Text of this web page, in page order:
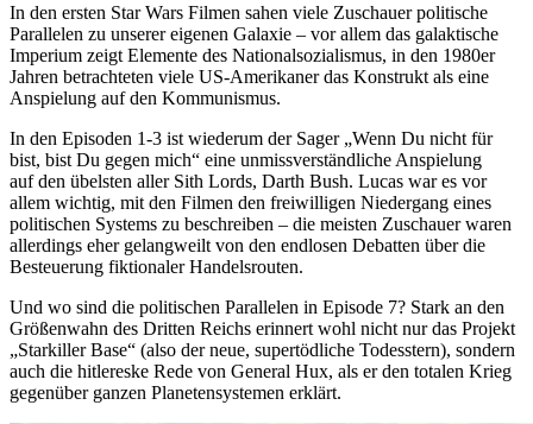
In den ersten Star Wars Filmen sahen viele Zuschauer politische
Parallelen zu unserer eigenen Galaxie – vor allem das galaktische
Imperium zeigt Elemente des Nationalsozialismus, in den 1980er
Jahren betrachteten viele US-Amerikaner das Konstrukt als eine
Anspielung auf den Kommunismus.
In den Episoden 1-3 ist wiederum der Sager „Wenn Du nicht für
bist, bist Du gegen mich“ eine unmissverständliche Anspielung
auf den übelsten aller Sith Lords, Darth Bush. Lucas war es vor
allem wichtig, mit den Filmen den freiwilligen Niedergang eines
politischen Systems zu beschreiben – die meisten Zuschauer waren
allerdings eher gelangweilt von den endlosen Debatten über die
Besteuerung fiktionaler Handelsrouten.
Und wo sind die politischen Parallelen in Episode 7? Stark an den
Größenwahn des Dritten Reichs erinnert wohl nicht nur das Projekt
„Starkiller Base“ (also der neue, supertödliche Todesstern), sondern
auch die hitlereske Rede von General Hux, als er den totalen Krieg
gegenüber ganzen Planetensystemen erklärt.